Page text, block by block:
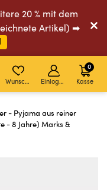
20 % mit dem
Artikel) ➡
Wunschliste Einloggen Kasse
0
- Pyjama aus reiner
- 8 Jahre) Marks &